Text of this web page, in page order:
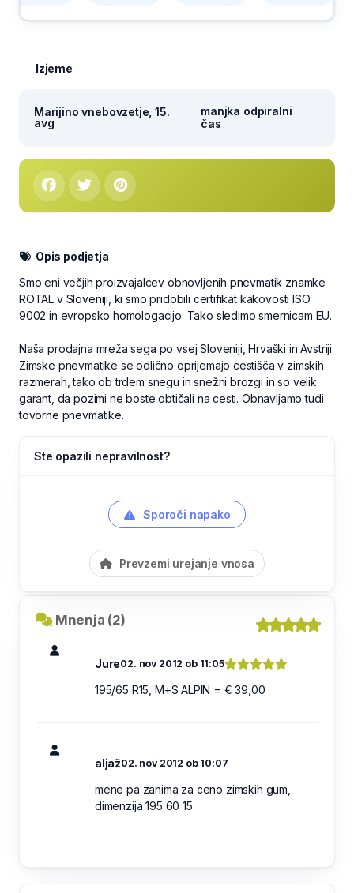
Izjeme
Marijino vnebovzetje, 15.
avg
manjka odpiralni
čas
Opis podjetja
Smo eni večjih proizvajalcev obnovljenih pnevmatik znamke
ROTAL v Sloveniji, ki smo pridobili certifikat kakovosti ISO
9002 in evropsko homologacijo. Tako sledimo smernicam EU.
Naša prodajna mreža sega po vsej Sloveniji, Hrvaški in Avstriji.
Zimske pnevmatike se odlično oprijemajo cestišča v zimskih
razmerah, tako ob trdem snegu in snežni brozgi in so velik
garant, da pozimi ne boste obtičali na cesti. Obnavljamo tudi
tovorne pnevmatike.
Ste opazili nepravilnost?
Sporoči napako
Prevzemi urejanje vnosa
Mnenja (2)
Jure02. nov 2012 ob 11:05
195/65 R15, M+S ALPIN = € 39,00
aljaž02. nov 2012 ob 10:07
mene pa zanima za ceno zimskih gum,
dimenzija 195 60 15